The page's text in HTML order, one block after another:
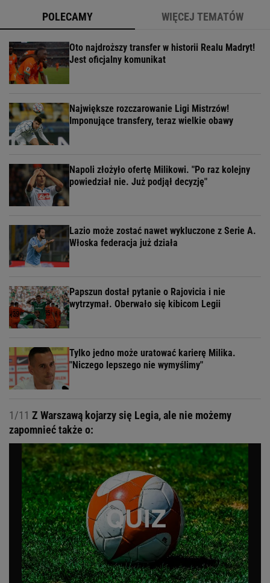
POLECAMY WIĘCEJ TEMATÓW
Oto najdroższy transfer w historii Realu Madryt!
Jest oficjalny komunikat
Największe rozczarowanie Ligi Mistrzów!
Imponujące transfery, teraz wielkie obawy
Napoli złożyło ofertę Milikowi. "Po raz kolejny
powiedział nie. Już podjął decyzję"
Lazio może zostać nawet wykluczone z Serie A.
Włoska federacja już działa
Papszun dostał pytanie o Rajovicia i nie
wytrzymał. Oberwało się kibicom Legii
Tylko jedno może uratować karierę Milika.
"Niczego lepszego nie wymyślimy"
1/11 Z Warszawą kojarzy się Legia, ale nie możemy
zapomnieć także o: